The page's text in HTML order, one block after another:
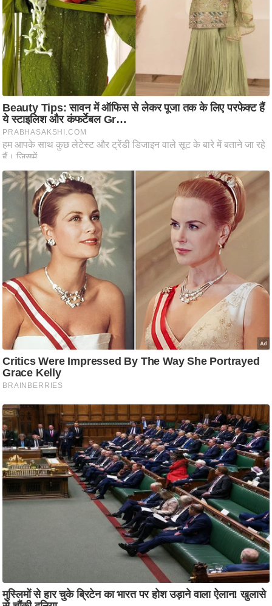
भ
ए
म
.
आ
र
.
आ
ई
चा
य
र
मी
क्षा
ध
र्म
ज्यो
ति
ष
प्र
भु
म
हि
मा
/
ध
र्म
स्थ
हा
र